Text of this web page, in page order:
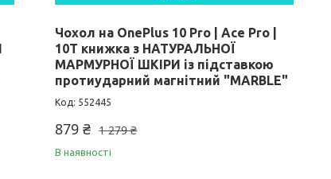
Чохол на OnePlus 10 Pro | Ace Pro |
10T книжка з НАТУРАЛЬНОЇ
МАРМУРНОЇ ШКІРИ із підставкою
протиударний магнітний "MARBLE"
552445
1 279 ₴
879 ₴
В наявності